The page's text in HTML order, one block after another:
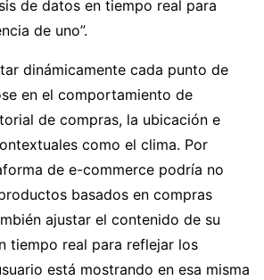
de datos en tiempo real para
de uno”.
dinámicamente cada punto de
en el comportamiento de
de compras, la ubicación e
como el clima. Por
de e-commerce podría no
basados en compras
ajustar el contenido de su
tiempo real para reflejar los
está mostrando en esa misma